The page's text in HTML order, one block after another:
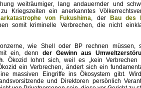
weiträumiger, lang andauernder und
Kriegszeiten ein anerkanntes
von Fukushima, der
Bau des
somit kriminelle Verbrechen, die nicht
wie Shell oder BP rechnen müssen,
ein, denn der Gewinn aus
. Ökozid lohnt sich, weil es „kein
ein Verbrechen, ändert sich ein
massiven Eingriffe ins Ökosystem gibt.
und Direktoren persönlich